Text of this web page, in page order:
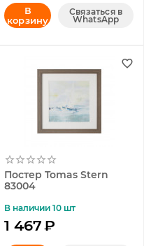
В
корзину
Связаться в
WhatsApp
Постер Tomas Stern
83004
В наличии 10 шт
1 467₽